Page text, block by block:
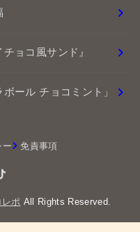
ョコ風サンド』
ール チョコミント」
ー 免責事項
ポ All Rights Reserved.